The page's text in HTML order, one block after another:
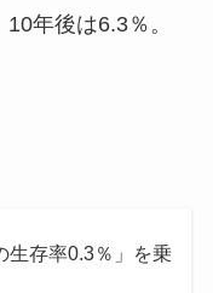
年後は6.3％。
生存率0.3％」を乗